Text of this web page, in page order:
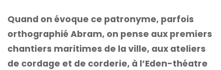
Quand on évoque ce patronyme, parfois
orthographié Abram, on pense aux premiers
chantiers maritimes de la ville, aux ateliers
de cordage et de corderie, à l’Eden-théatre